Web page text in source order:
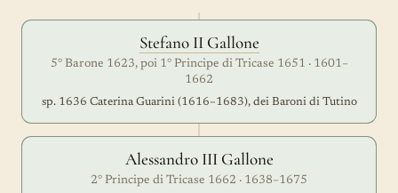
Stefano II Gallone
5° Barone 1623, poi 1° Principe di Tricase 1651 · 1601–
1662
sp. 1636 Caterina Guarini (1616–1683), dei Baroni di Tutino
Alessandro III Gallone
2° Principe di Tricase 1662 · 1638–1675